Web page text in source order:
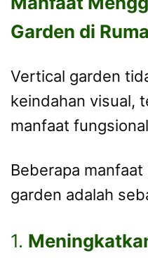
Garden di
Vertical garden
keindahan visual,
manfaat
Beberapa
garden adalah
1.